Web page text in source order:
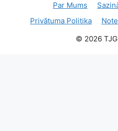
Par Mums
Privātuma Politika
© 2026